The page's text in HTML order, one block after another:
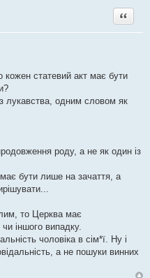
Цитата
статевий акт має бути
лукавства, одним словом як
роду, а не як один із
бути лише на зачаття, а
то Церква має
іншого випадку.
чоловіка в сім*ї. Ну і
а не пошуки винних